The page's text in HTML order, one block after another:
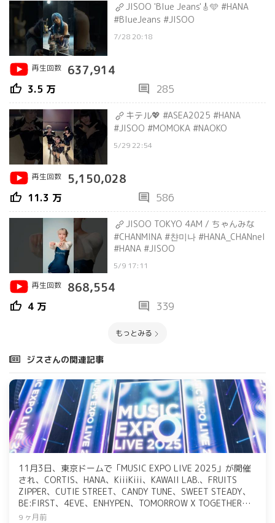
JISOO 'Blue Jeans'🎸🩵 #HANA
#BlueJeans #JISOO
7/28 20:18
再生回数 637,914
thumb_up 3.5 万 comment 285
キテル💖 #ASEA2025 #HANA
#JISOO #MOMOKA #NAOKO
5/29 22:54
再生回数 5,150,028
thumb_up 11.3 万 comment 586
JISOO TOKYO 4AM / ちゃんみな
#CHANMINA #챤미나 #HANA_CHANnel
#HANA #JISOO
5/9 17:11
再生回数
868,554
thumb_up 4 万 comment 339
もっとみる
ジスさんの関連記事
11月3日、東京ドームで「MUSIC EXPO LIVE 2025」が開催
され、CORTIS、HANA、KiiiKiii、KAWAII LAB.、FRUITS
ZIPPER、CUTIE STREET、CANDY TUNE、SWEET STEADY、
BE:FIRST、4EVE、ENHYPEN、TOMORROW X TOGETHER、
Number_iなど豪華アーティストが集結。各グループが魅力的
9 ヶ月前